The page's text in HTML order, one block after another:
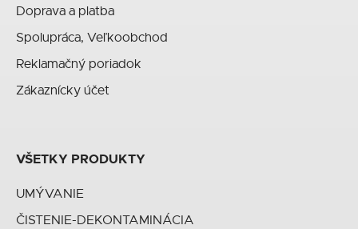
Doprava a platba
Spolupráca, Veľkoobchod
Reklamačný poriadok
Zákaznícky účet
VŠETKY PRODUKTY
UMÝVANIE
ČISTENIE-DEKONTAMINÁCIA